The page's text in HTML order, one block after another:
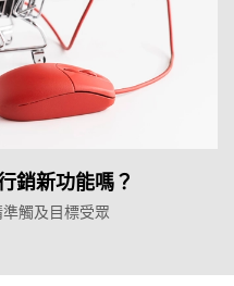
銷新功能嗎？
觸及目標受眾